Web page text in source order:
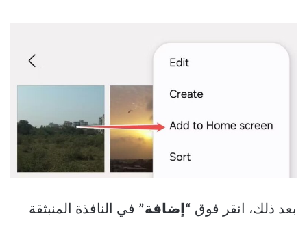
بعد ذلك، انقر فوق “إضافة” في النافذة المنبثقة